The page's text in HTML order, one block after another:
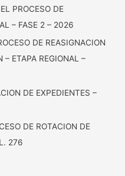
PROCESO DE
– FASE 2 – 2026
DE REASIGNACION
ETAPA REGIONAL –
DE EXPEDIENTES –
DE ROTACION DE
276